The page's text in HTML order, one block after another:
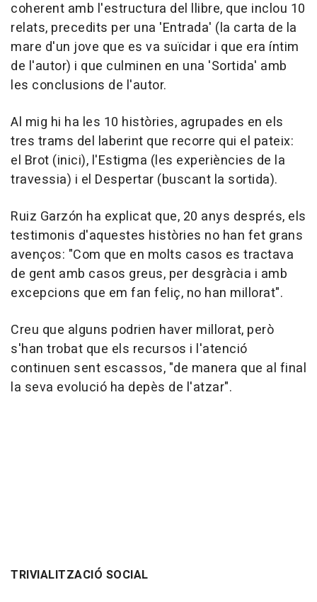
coherent amb l'estructura del llibre, que inclou 10
relats, precedits per una 'Entrada' (la carta de la
mare d'un jove que es va suïcidar i que era íntim
de l'autor) i que culminen en una 'Sortida' amb
les conclusions de l'autor.
Al mig hi ha les 10 històries, agrupades en els
tres trams del laberint que recorre qui el pateix:
el Brot (inici), l'Estigma (les experiències de la
travessia) i el Despertar (buscant la sortida).
Ruiz Garzón ha explicat que, 20 anys després, els
testimonis d'aquestes històries no han fet grans
avenços: "Com que en molts casos es tractava
de gent amb casos greus, per desgràcia i amb
excepcions que em fan feliç, no han millorat".
Creu que alguns podrien haver millorat, però
s'han trobat que els recursos i l'atenció
continuen sent escassos, "de manera que al final
la seva evolució ha depès de l'atzar".
TRIVIALITZACIÓ SOCIAL